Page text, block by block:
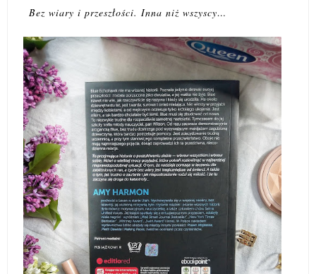
Bez wiary i przeszłości. Inna niż wszyscy…